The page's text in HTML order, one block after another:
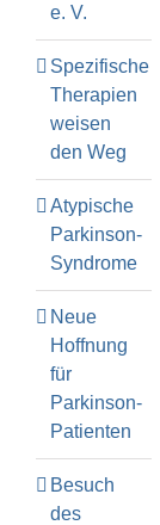
e. V.
Spezifische
Therapien
weisen
den Weg
Atypische
Parkinson-
Syndrome
Neue
Hoffnung
für
Parkinson-
Patienten
Besuch
des